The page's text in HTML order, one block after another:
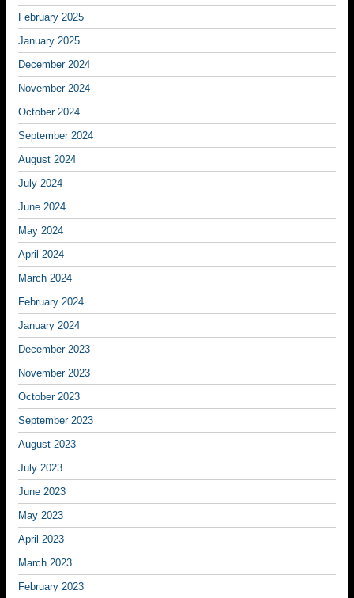
February 2025
January 2025
December 2024
November 2024
October 2024
September 2024
August 2024
July 2024
June 2024
May 2024
April 2024
March 2024
February 2024
January 2024
December 2023
November 2023
October 2023
September 2023
August 2023
July 2023
June 2023
May 2023
April 2023
March 2023
February 2023